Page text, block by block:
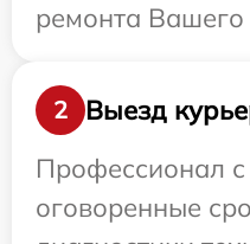
ремонта Вашего
2
Выезд
Профессионал
оговоренные